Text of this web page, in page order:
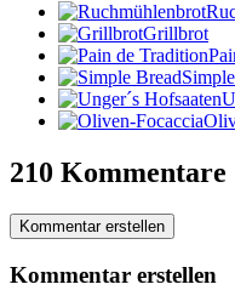
Grillbrot
210 Kommentare
Kommentar erstellen
Kommentar erstellen